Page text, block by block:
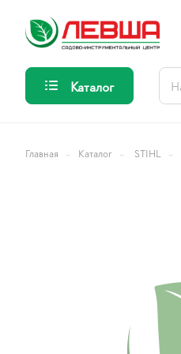
Каталог
Главная – Каталог – STIHL –